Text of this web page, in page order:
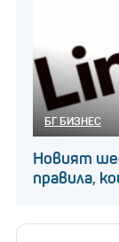
БГ БИЗНЕС
Новият
правила,